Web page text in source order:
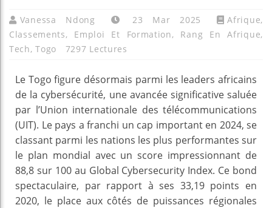
Vanessa Ndong 23 Mar 2025 Afrique,
Classements, Emploi Et Formation, Rang En Afrique,
Tech,Togo 7297 Lectures
Le Togo figure désormais parmi les leaders africains
de la cybersécurité, une avancée significative saluée
par l’Union internationale des télécommunications
(UIT). Le pays a franchi un cap important en 2024, se
classant parmi les nations les plus performantes sur
le plan mondial avec un score impressionnant de
88,8 sur 100 au Global Cybersecurity Index. Ce bond
spectaculaire, par rapport à ses 33,19 points en
2020, le place aux côtés de puissances régionales